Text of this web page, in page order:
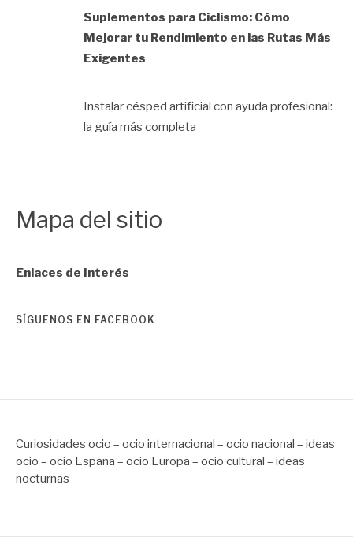
Suplementos para Ciclismo: Cómo
Mejorar tu Rendimiento en las Rutas Más
Exigentes
Instalar césped artificial con ayuda profesional:
la guía más completa
Mapa del sitio
Enlaces de Interés
SÍGUENOS EN FACEBOOK
Curiosidades ocio – ocio internacional – ocio nacional – ideas
ocio – ocio España – ocio Europa – ocio cultural – ideas
nocturnas